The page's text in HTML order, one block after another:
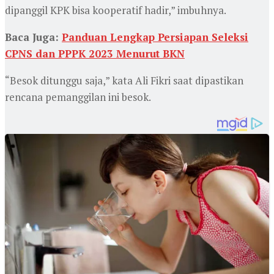
dipanggil KPK bisa kooperatif hadir,” imbuhnya.
Baca Juga: Panduan Lengkap Persiapan Seleksi
CPNS dan PPPK 2023 Menurut BKN
“Besok ditunggu saja,” kata Ali Fikri saat dipastikan
rencana pemanggilan ini besok.